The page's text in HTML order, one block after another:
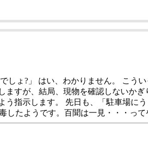
しょ?」 はい、わかりません。 こう
すが、結局、現物を確認しないか
指示します。 先日も、「駐車場に
たようです。百聞は一見・・・って